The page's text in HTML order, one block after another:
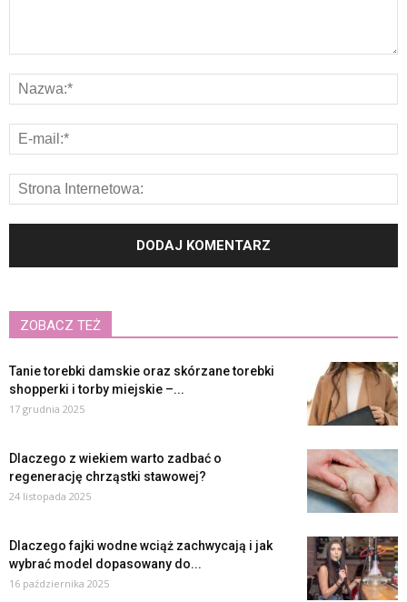
ZOBACZ TEŻ
Tanie torebki damskie oraz skórzane torebki
shopperki i torby miejskie –...
17 grudnia 2025
Dlaczego z wiekiem warto zadbać o
regenerację chrząstki stawowej?
24 listopada 2025
Dlaczego fajki wodne wciąż zachwycają i jak
wybrać model dopasowany do...
16 października 2025